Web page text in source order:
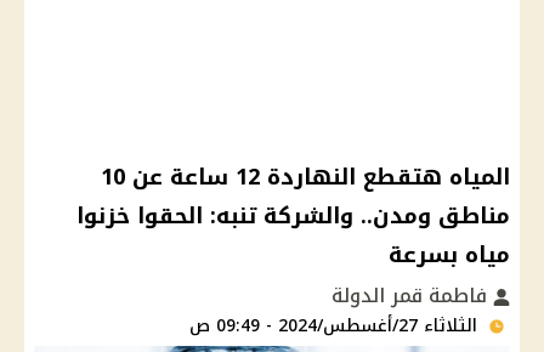
المياه هتقطع النهاردة 12 ساعة عن 10
مناطق ومدن.. والشركة تنبه: الحقوا خزنوا
مياه بسرعة
فاطمة قمر الدولة
الثلاثاء 27/أغسطس/2024 - 09:49 ص